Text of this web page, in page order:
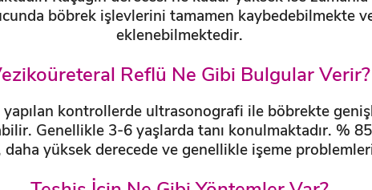
böbrek işlevlerini tamamen kaybedebilmekte
eklenebilmektedir.
Reflü Ne Gibi Bulgular Verir?
yapılan kontrollerde ultrasonografi ile böbrekte
Genellikle 3-6 yaşlarda tanı konulmaktadır. %
yüksek derecede ve genellikle işeme